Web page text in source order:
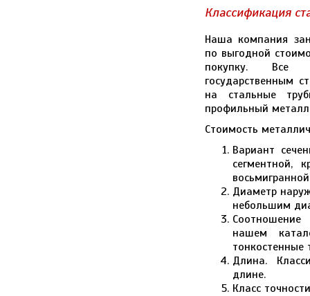
Классификация
Наша компания
по выгодной
покупку. Все
государственным
на стальные
профильный
Стоимость
Вариант
сегментной,
Диаметр
небольшим
нашем
тонкостенные
Длина.
длине.
Класс